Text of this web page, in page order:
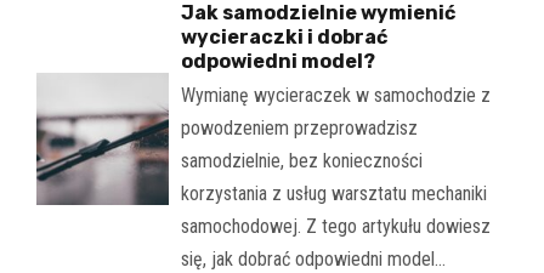
Jak samodzielnie wymienić
wycieraczki i dobrać
odpowiedni model?
Wymianę wycieraczek w samochodzie z
powodzeniem przeprowadzisz
samodzielnie, bez konieczności
korzystania z usług warsztatu mechaniki
samochodowej. Z tego artykułu dowiesz
się, jak dobrać odpowiedni model…